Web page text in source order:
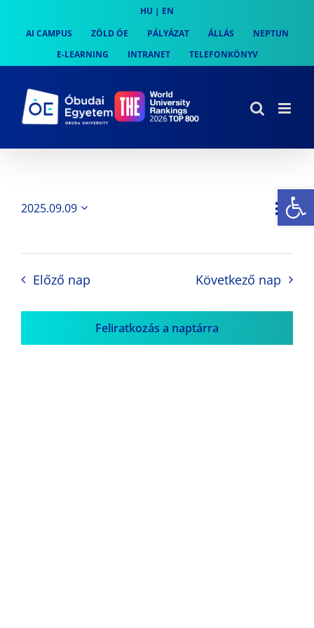
content
HU | EN
AI CAMPUS
ZÖLD ÓE PÁLYÁZAT ÁLLÁS
NEPTUN
E-LEARNING
INTRANET TELEFONKÖNYV
Nap
2025.09.09
Előző nap Következő nap
Feliratkozás a naptárra